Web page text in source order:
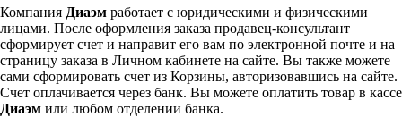
Компания Диаэм работает с юридическими и физическими
лицами. После оформления заказа продавец-консультант
сформирует счет и направит его вам по электронной почте и на
страницу заказа в Личном кабинете на сайте. Вы также можете
сами сформировать счет из Корзины, авторизовавшись на сайте.
Счет оплачивается через банк. Вы можете оплатить товар в кассе
Диаэм или любом отделении банка.